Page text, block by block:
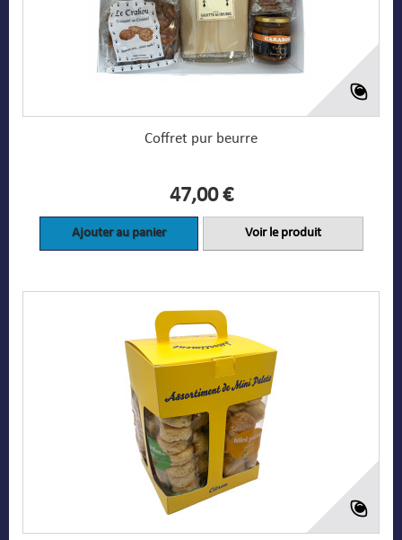
Coffret pur beurre
47,00 €
Ajouter au panier Voir le produit